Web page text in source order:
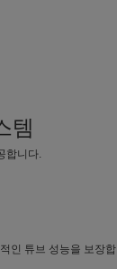
템
합니다.
인 튜브 성능을 보장